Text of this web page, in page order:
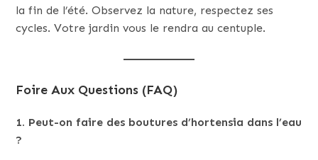
la fin de l’été. Observez la nature, respectez ses
cycles. Votre jardin vous le rendra au centuple.
Foire Aux Questions (FAQ)
1. Peut-on faire des boutures d’hortensia dans l’eau
?